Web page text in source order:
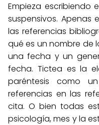
Empieza escribiendo
suspensivos. Apenas
las referencias
qué es un nombre de
una fecha y un
fecha. Tictea es la
paréntesis como
referencias en las
cita. O bien todas
psicología, mes y la